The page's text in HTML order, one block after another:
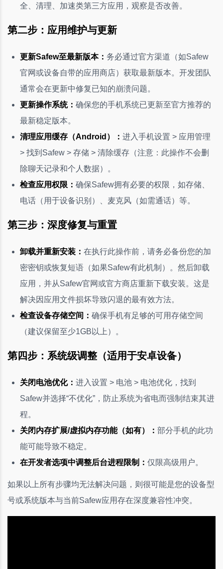
全、清理、加速类第三方应用，观察是否改善。
第二步：应用维护与更新
更新Safew至最新版本： 务必通过官方渠道（如Safew
官网或设备自带的应用商店）获取最新版本。开发团队
通常会在更新中修复已知的崩溃问题。
更新操作系统： 确保您的手机系统已更新至官方推荐的
最新稳定版本。
清理应用缓存（Android）： 进入手机设置 > 应用管理
> 找到Safew > 存储 > 清除缓存（注意：此操作不会删
除聊天记录和个人数据）。
检查应用权限： 确保Safew拥有必要的权限，如存储、
电话（用于设备识别）、麦克风（如需通话）等。
第三步：深度修复与重置
卸载并重新安装： 在执行此操作前，请务必备份您的加
密密钥或恢复短语（如果Safew有此机制）。然后卸载
应用，并从Safew官网或官方商店重新下载安装。这是
解决因应用文件损坏导致闪退的最有效方法。
检查设备存储空间： 确保手机有足够的可用存储空间
（建议保留至少1GB以上）。
第四步：系统级调整（适用于安卓设备）
关闭电池优化： 进入设置 > 电池 > 电池优化，找到
Safew并选择“不优化”，防止系统为省电而强制结束其进
程。
关闭内存扩展/虚拟内存功能（如有）： 部分手机的此功
能可能导致不稳定。
在开发者选项中调整后台进程限制： 仅限高级用户。
如果以上所有步骤均无法解决问题，则很可能是您的设备型
号或系统版本与当前Safew应用存在深度兼容性冲突。